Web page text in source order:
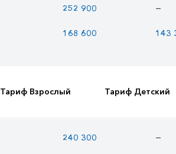
252 900 —
168 600 143
Тариф Взрослый Тариф Детский
240 300 —